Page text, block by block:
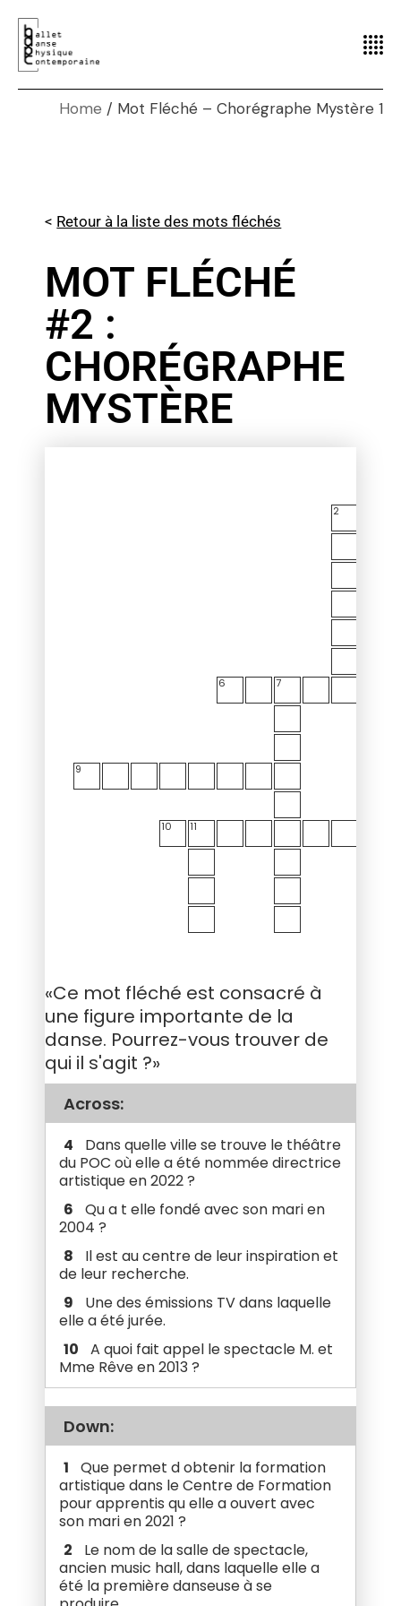
Home Mot Fléché – Chorégraphe Mystère 1
< Retour à la liste des mots fléchés
MOT FLÉCHÉ
#2 :
CHORÉGRAPHE
MYSTÈRE
2
6 7
9
10 11
«Ce mot fléché est consacré à
une figure importante de la
danse. Pourrez-vous trouver de
qui il s'agit ?»
Across:
4
Dans quelle ville se trouve le théâtre
du POC où elle a été nommée directrice
artistique en 2022 ?
6
Qu a t elle fondé avec son mari en
2004 ?
8
Il est au centre de leur inspiration et
de leur recherche.
9
Une des émissions TV dans laquelle
elle a été jurée.
10
A quoi fait appel le spectacle M. et
Mme Rêve en 2013 ?
Down:
1
Que permet d obtenir la formation
artistique dans le Centre de Formation
pour apprentis qu elle a ouvert avec
son mari en 2021 ?
2
Le nom de la salle de spectacle,
ancien music hall, dans laquelle elle a
été la première danseuse à se